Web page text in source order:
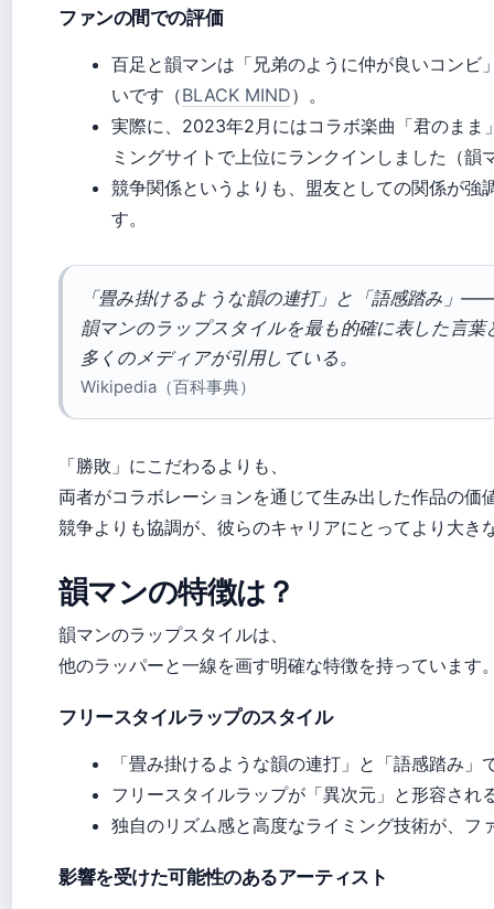
ファンの間での評価
百足と韻マンは「兄弟のように仲が良いコンビ
いです（BLACK MIND）。
実際に、2023年2月にはコラボ楽曲「君のまま
ミングサイトで上位にランクインしました（韻
競争関係というよりも、盟友としての関係が強
す。
「畳み掛けるような韻の連打」と「語感踏み」
韻マンのラップスタイルを最も的確に表した言葉
多くのメディアが引用している。
Wikipedia（百科事典）
「勝敗」にこだわるよりも、
両者がコラボレーションを通じて生み出した作品の価
競争よりも協調が、彼らのキャリアにとってより大き
韻マンの特徴は？
韻マンのラップスタイルは、
他のラッパーと一線を画す明確な特徴を持っています
フリースタイルラップのスタイル
「畳み掛けるような韻の連打」と「語感踏み
フリースタイルラップが「異次元」と形容され
独自のリズム感と高度なライミング技術が、フ
影響を受けた可能性のあるアーティスト